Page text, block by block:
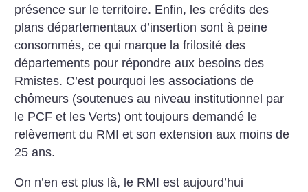
présence sur le territoire. Enfin, les crédits des
plans départementaux d’insertion sont à peine
consommés, ce qui marque la frilosité des
départements pour répondre aux besoins des
Rmistes. C’est pourquoi les associations de
chômeurs (soutenues au niveau institutionnel par
le PCF et les Verts) ont toujours demandé le
relèvement du RMI et son extension aux moins de
25 ans.
On n’en est plus là, le RMI est aujourd’hui